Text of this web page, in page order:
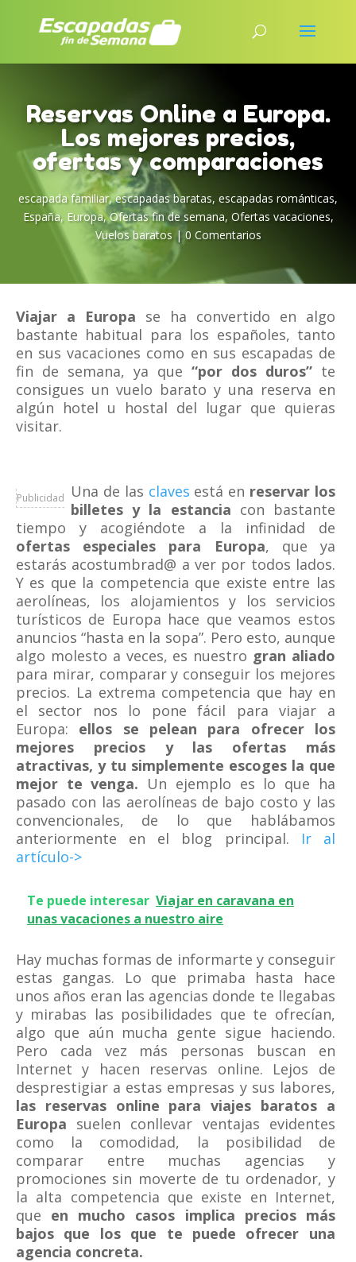
Reservas Online a Europa.
Los mejores precios,
ofertas y comparaciones
escapada familiar,escapadas baratas, escapadas románticas,
España, Europa,Ofertas fin de semana, Ofertas vacaciones,
Vuelos baratos | 0 Comentarios
Viajar a Europa se ha convertido en algo
bastante habitual para los españoles, tanto
en sus vacaciones como en sus escapadas de
fin de semana, ya que “por dos duros”te
consigues un vuelo barato y una reserva en
algún hotel u hostal del lugar que quieras
visitar.
Publicidad Una de las claves está en reservar los
billetes y la estancia con bastante
tiempo y acogiéndote a la infinidad de
ofertas especiales para Europa, que ya
estarás acostumbrad@ a ver por todos lados.
Y es que la competencia que existe entre las
aerolíneas, los alojamientos y los servicios
turísticos de Europa hace que veamos estos
anuncios “hasta en la sopa”. Pero esto, aunque
algo molesto a veces, es nuestro gran aliado
para mirar, comparar y conseguir los mejores
precios. La extrema competencia que hay en
el sector nos lo pone fácil para viajar a
Europa: ellos se pelean para ofrecer los
mejores precios y las ofertas más
atractivas, y tu simplemente escoges la que
mejor te venga. Un ejemplo es lo que ha
pasado con las aerolíneas de bajo costo y las
convencionales, de lo que hablábamos
anteriormente en el blog principal. Ir al
artículo->
Te puede interesar Viajar en caravana en
unas vacaciones a nuestro aire
Hay muchas formas de informarte y conseguir
estas gangas. Lo que primaba hasta hace
unos años eran las agencias donde te llegabas
y mirabas las posibilidades que te ofrecían,
algo que aún mucha gente sigue haciendo.
Pero cada vez más personas buscan en
Internet y hacen reservas online. Lejos de
desprestigiar a estas empresas y sus labores,
las reservas online para viajes baratos a
Europa suelen conllevar ventajas evidentes
como la comodidad, la posibilidad de
comparar entre muchas agencias y
promociones sin moverte de tu ordenador, y
la alta competencia que existe en Internet,
que en mucho casos implica precios más
bajos que los que te puede ofrecer una
agencia concreta.